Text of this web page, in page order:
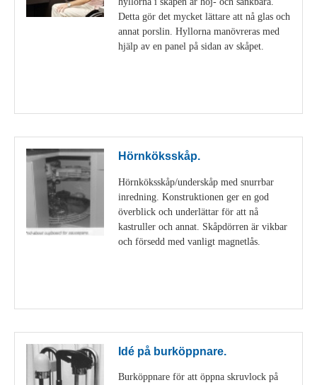
Detta gör det mycket lättare att nå glas och
annat porslin. Hyllorna manövreras med
hjälp av en panel på sidan av skåpet.
Hörnköksskåp.
Hörnköksskåp/underskåp med snurrbar
inredning. Konstruktionen ger en god
överblick och underlättar för att nå
kastruller och annat. Skåpdörren är vikbar
och försedd med vanligt magnetlås.
Idé på burköppnare.
Burköppnare för att öppna skruvlock på